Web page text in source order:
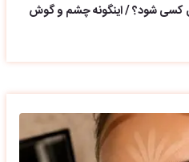
کسی شود؟ / اینگونه چشم و گوش